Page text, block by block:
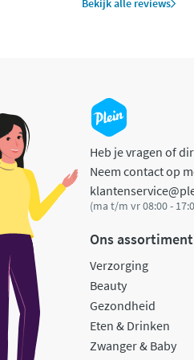
Bekijk alle reviews
Heb je vragen of
Neem contact op
(ma t/m vr 08:00 -
Ons assortiment
Verzorging
Beauty
Gezondheid
Eten & Drinken
Zwanger & Baby